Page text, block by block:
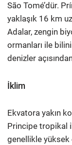
São Tomé’dür.
yaklaşık 16 km
Adalar, zengin
ormanları ile
denizler
İklim
Ekvatora yakın
Principe tropikal
genellikle yüksek